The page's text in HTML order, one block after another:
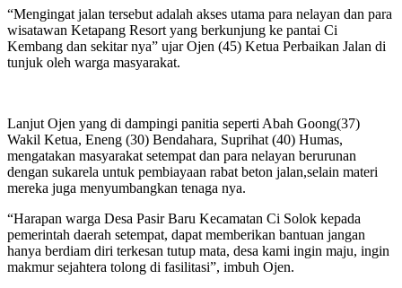
“Mengingat jalan tersebut adalah akses utama para nelayan dan para
wisatawan Ketapang Resort yang berkunjung ke pantai Ci
Kembang dan sekitar nya” ujar Ojen (45) Ketua Perbaikan Jalan di
tunjuk oleh warga masyarakat.
Lanjut Ojen yang di dampingi panitia seperti Abah Goong(37)
Wakil Ketua, Eneng (30) Bendahara, Suprihat (40) Humas,
mengatakan masyarakat setempat dan para nelayan berurunan
dengan sukarela untuk pembiayaan rabat beton jalan,selain materi
mereka juga menyumbangkan tenaga nya.
“Harapan warga Desa Pasir Baru Kecamatan Ci Solok kepada
pemerintah daerah setempat, dapat memberikan bantuan jangan
hanya berdiam diri terkesan tutup mata, desa kami ingin maju, ingin
makmur sejahtera tolong di fasilitasi”, imbuh Ojen.